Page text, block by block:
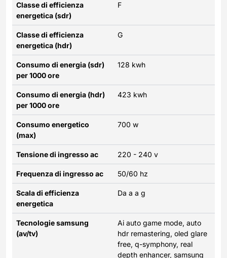
Classe di efficienza
energetica (sdr)
F
Classe di efficienza
energetica (hdr)
G
Consumo di energia (sdr)
per 1000 ore
128 kwh
Consumo di energia (hdr)
per 1000 ore
423 kwh
Consumo energetico
(max)
700 w
Tensione di ingresso ac 220 - 240 v
Frequenza di ingresso ac 50/60 hz
Scala di efficienza
energetica
Da a a g
Tecnologie samsung
(av/tv)
Ai auto game mode, auto
hdr remastering, oled glare
free, q-symphony, real
depth enhancer, samsung